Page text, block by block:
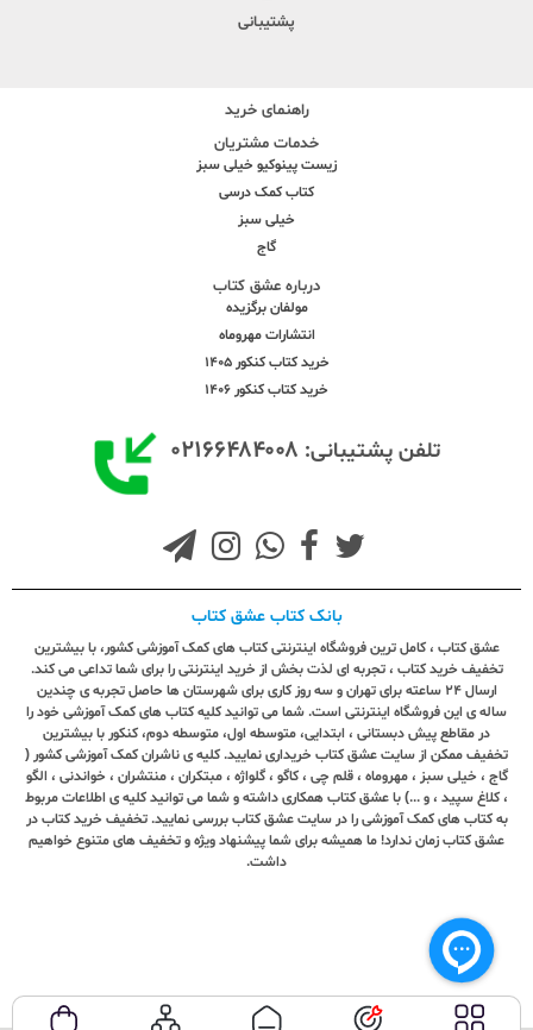
پشتیبانی
راهنمای خرید
خدمات مشتریان
زیست پینوکیو خیلی سبز
کتاب کمک درسی
خیلی سبز
گاج
درباره عشق کتاب
مولفان برگزیده
انتشارات مهروماه
خرید کتاب کنکور 1405
خرید کتاب کنکور 1406
تلفن پشتیبانی: ۰۲۱۶۶۴۸۴۰۰۸
بانک کتاب عشق کتاب
عشق کتاب ، کامل ترین فروشگاه اینترنتی کتاب های کمک آموزشی کشور، با بیشترین
تخفیف خرید کتاب ، تجربه ای لذت بخش از خرید اینترنتی را برای شما تداعی می کند.
ارسال ٢٤ ساعته برای تهران و سه روز کاری برای شهرستان ها حاصل تجربه ی چندین
ساله ی این فروشگاه اینترنتی است. شما می توانید کلیه کتاب های کمک آموزشی خود را
در مقاطع پیش دبستانی ، ابتدایی، متوسطه اول، متوسطه دوم، کنکور با بیشترین
تخفیف ممکن از سایت عشق کتاب خریداری نمایید. کلیه ی ناشران کمک آموزشی کشور (
گاج ، خیلی سبز ، مهروماه ، قلم چی ، کاگو ، گلواژه ، مبتکران ، منتشران ، خواندنی ، الگو
، کلاغ سپید ، و ...) با عشق کتاب همکاری داشته و شما می توانید کلیه ی اطلاعات مربوط
به کتاب های کمک آموزشی را در سایت عشق کتاب بررسی نمایید. تخفیف خرید کتاب در
عشق کتاب زمان ندارد! ما همیشه برای شما پیشنهاد ویژه و تخفیف های متنوع خواهیم
داشت.